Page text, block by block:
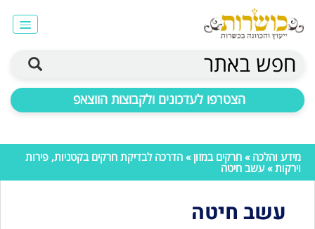
חפש באתר
הצטרפו לעדכונים ולקבוצות הווצאפ
מידע והלכה » חרקים במזון» הדרכה לבדיקת חרקים בקטניות, פירות
וירקות» עשב חיטה
עשב חיטה